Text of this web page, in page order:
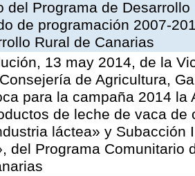
del Programa de
de programación 2007-
Rural de Canarias
13 may 2014, de la
de Agricultura,
para la campaña 2014
de leche de vaca
láctea» y Subacción
del Programa Comunitario